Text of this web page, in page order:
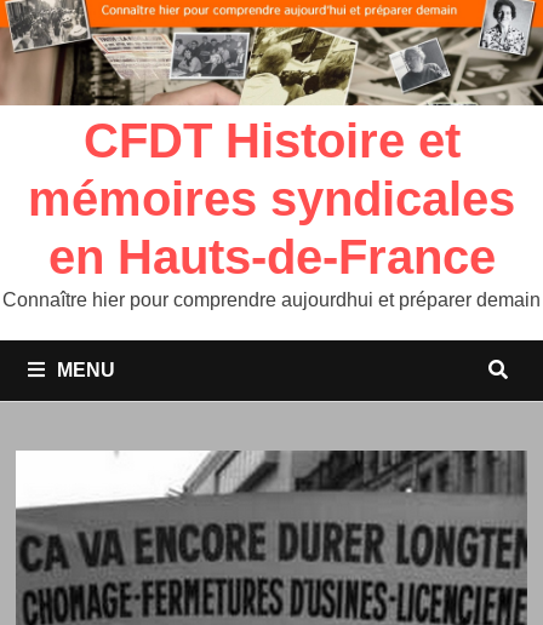
CFDT Histoire et
mémoires syndicales
en Hauts-de-France
Connaître hier pour comprendre aujourdhui et préparer demain
MENU